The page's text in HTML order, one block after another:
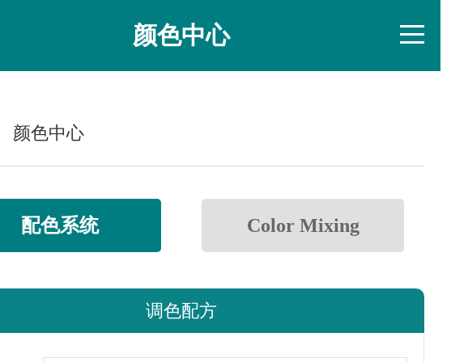
颜色中心
颜色中心
配色系统 Color Mixing
调色配方